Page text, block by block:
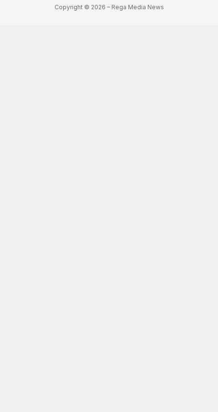
Copyright © 2026 – Rega Media News